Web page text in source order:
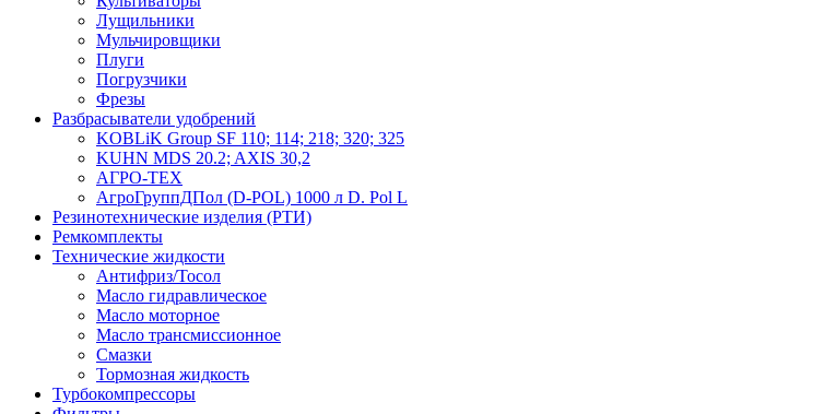
Лущильники
Мульчировщики
Плуги
Погрузчики
Фрезы
Разбрасыватели удобрений
KOBLiK Group SF 110; 114; 218; 320; 325
KUHN MDS 20.2; AXIS 30,2
АГРО-ТЕХ
АгроГруппДПол (D-POL) 1000 л D. Pol L
Резинотехнические изделия (РТИ)
Ремкомплекты
Технические жидкости
Антифриз/Тосол
Масло гидравлическое
Масло моторное
Масло трансмиссионное
Смазки
Тормозная жидкость
Турбокомпрессоры